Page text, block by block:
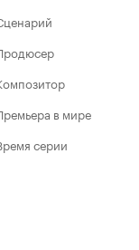
в мире
серии